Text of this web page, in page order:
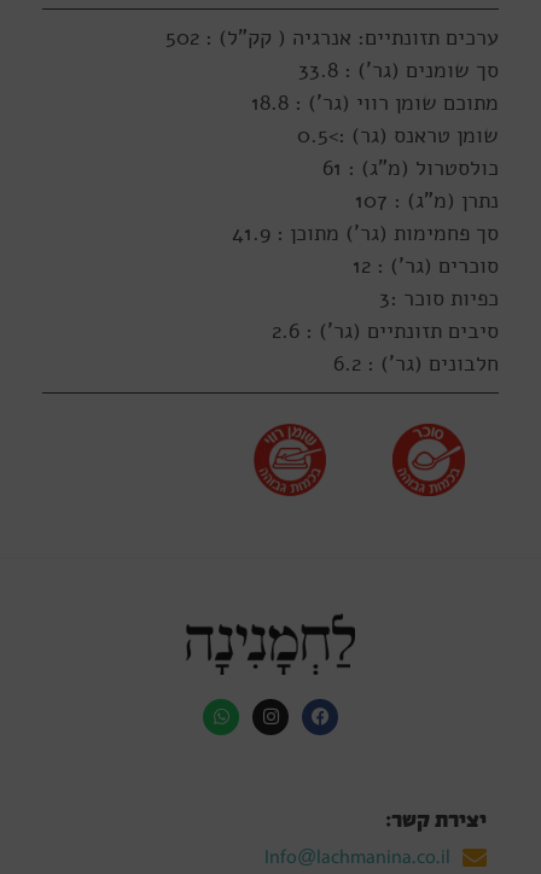
ערכים תזונתיים: אנרגיה ( קק"ל) : 502
סך שומנים (גר') : 33.8
מתוכם שומן רווי (גר') : 18.8
שומן טראנס (גר) :>0.5
כולסטרול (מ"ג) : 61
נתרן (מ"ג) : 107
סך פחמימות (גר') מתוכן : 41.9
סוכרים (גר') : 12
כפיות סוכר :3
סיבים תזונתיים (גר') : 2.6
חלבונים (גר') : 6.2
יצירת קשר:
Info@lachmanina.co.il